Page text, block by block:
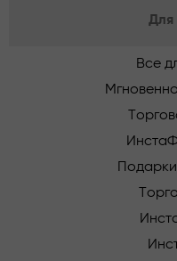
Для
Все